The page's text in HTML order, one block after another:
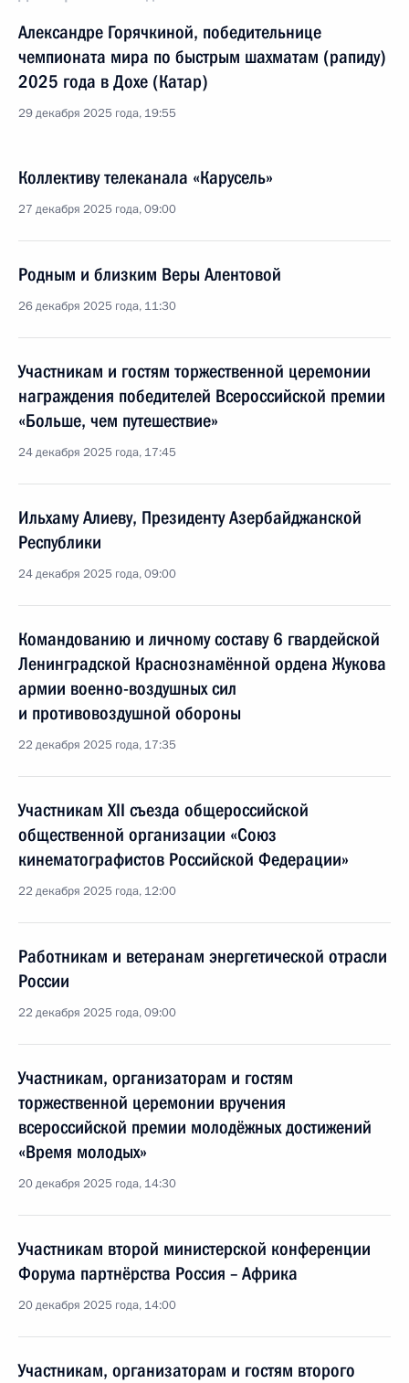
Александре Горячкиной, победительнице
чемпионата мира по быстрым шахматам (рапиду)
2025 года в Дохе (Катар)
29 декабря 2025 года, 19:55
Коллективу телеканала «Карусель»
27 декабря 2025 года, 09:00
Родным и близким Веры Алентовой
26 декабря 2025 года, 11:30
Участникам и гостям торжественной церемонии
награждения победителей Всероссийской премии
«Больше, чем путешествие»
24 декабря 2025 года, 17:45
Ильхаму Алиеву, Президенту Азербайджанской
Республики
24 декабря 2025 года, 09:00
Командованию и личному составу 6 гвардейской
Ленинградской Краснознамённой ордена Жукова
армии военно-воздушных сил
и противовоздушной обороны
22 декабря 2025 года, 17:35
Участникам ХII cъезда общероссийской
общественной организации «Союз
кинематографистов Российской Федерации»
22 декабря 2025 года, 12:00
Работникам и ветеранам энергетической отрасли
России
22 декабря 2025 года, 09:00
Участникам, организаторам и гостям
торжественной церемонии вручения
всероссийской премии молодёжных достижений
«Время молодых»
20 декабря 2025 года, 14:30
Участникам второй министерской конференции
Форума партнёрства Россия – Африка
20 декабря 2025 года, 14:00
Участникам, организаторам и гостям второго